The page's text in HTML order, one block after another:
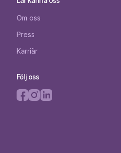
Om oss
Press
Karriär
Följ oss